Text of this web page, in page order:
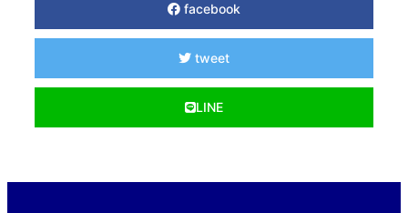
facebook
tweet
LINE